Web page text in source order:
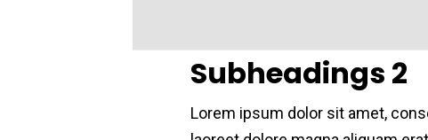
Subheadings 2
Lorem ipsum dolor sit amet,